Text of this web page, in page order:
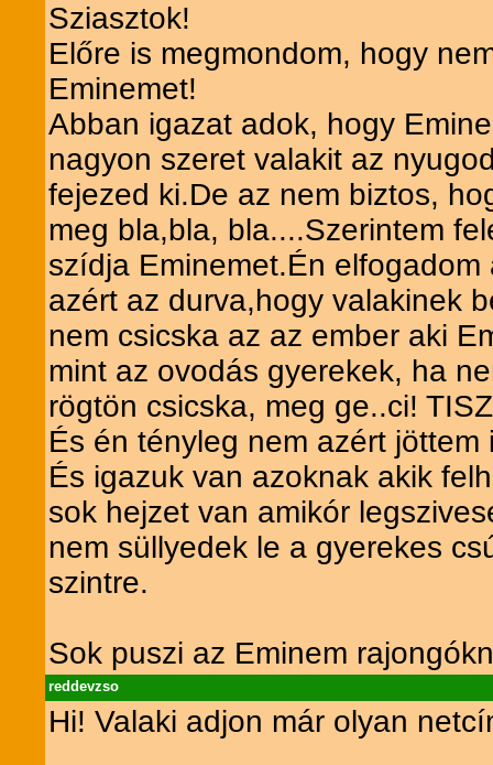
Sziasztok!
Előre is megmondom, hogy
Eminemet!
Abban igazat adok, hogy
nagyon szeret valakit az
fejezed ki.De az nem biztos,
meg bla,bla, bla....Szerintem
szídja Eminemet.Én
azért az durva,hogy valakinek
nem csicska az az ember aki
mint az ovodás gyerekek, ha
rögtön csicska, meg ge..ci!
És én tényleg nem azért
És igazuk van azoknak akik
sok hejzet van amikór
nem süllyedek le a gyerekes
szintre.
Sok puszi az Eminem
reddevzso
Hi! Valaki adjon már olyan